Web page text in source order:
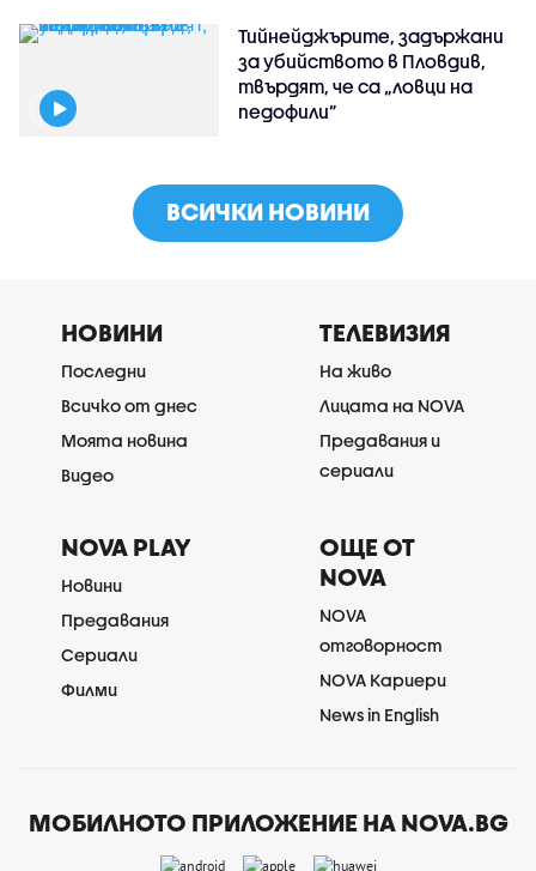
Тийнейджърите, задържани
за убийството в Пловдив,
твърдят, че са „ловци на
педофили”
ВСИЧКИ НОВИНИ
НОВИНИ
Последни
Всичко от днес
Моята новина
Видео
ТЕЛЕВИЗИЯ
На живо
Лицата на NOVA
Предавания и
сериали
NOVA PLAY
Новини
Предавания
Сериали
Филми
ОЩЕ ОТ
NOVA
NOVA
отговорност
NOVA Кариери
News in English
МОБИЛНОТО ПРИЛОЖЕНИЕ НА NOVA.BG